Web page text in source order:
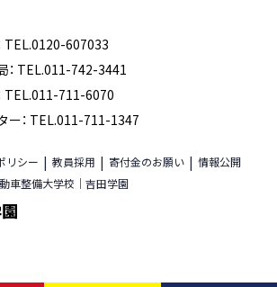
TEL.0120-607033
： TEL.011-742-3441
TEL.011-711-6070
ー： TEL.011-711-1347
リシー 教員採用 寄付金のお願い
情報公開
車整備大学校｜吉田学園